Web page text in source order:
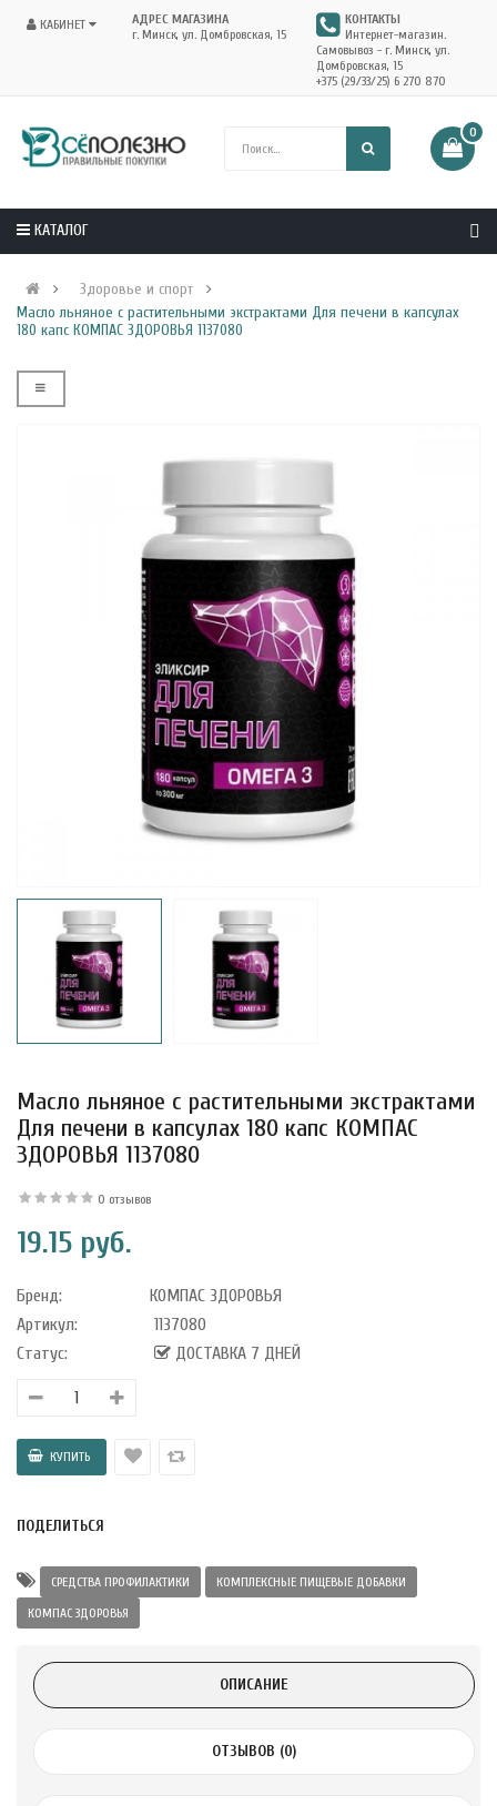
КАБИНЕТ
АДРЕС МАГАЗИНА
г. Минск, ул. Домбровская, 15
КОНТАКТЫ
Интернет-магазин.
Самовывоз - г. Минск, ул.
Домбровская, 15
+375 (29/33/25) 6 270 870
0
КАТАЛОГ
Здоровье и спорт
Масло льняное с растительными экстрактами Для печени в капсулах
180 капс КОМПАС ЗДОРОВЬЯ 1137080
с
в
лимоном и
Масло льняное с растительными экстрактами
Для печени в капсулах 180 капс КОМПАС
ЗДОРОВЬЯ 1137080
0 отзывов
19.15 руб.
Бренд:
КОМПАС ЗДОРОВЬЯ
Артикул:
1137080
Статус:
ДОСТАВКА 7 ДНЕЙ
ПОДЕЛИТЬСЯ
СРЕДСТВА ПРОФИЛАКТИКИ
КОМПЛЕКСНЫЕ ПИЩЕВЫЕ ДОБАВКИ
КОМПАС ЗДОРОВЬЯ
ОПИСАНИЕ
ОТЗЫВОВ (0)